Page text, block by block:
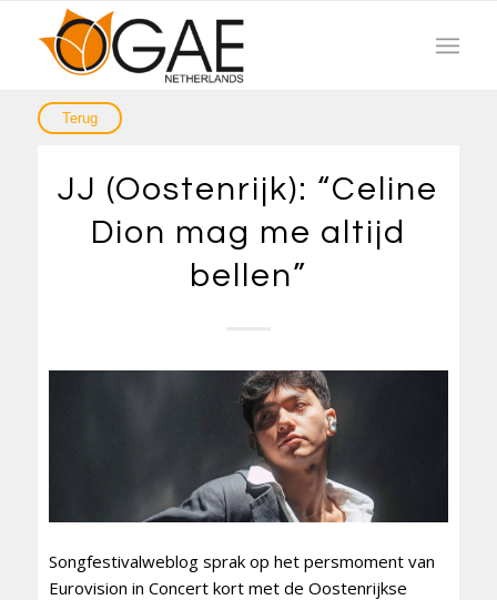
JJ (Oostenrijk): “Celine
Dion mag me altijd
bellen”
Songfestivalweblog sprak op het persmoment van
Eurovision in Concert kort met de Oostenrijkse